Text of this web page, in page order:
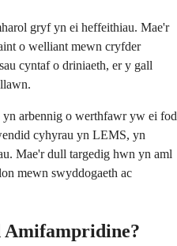
gryf yn ei heffeithiau. Mae'r
o welliant mewn cryfder
cyntaf o driniaeth, er y gall
arbennig o werthfawr yw ei fod
cyhyrau yn LEMS, yn
Mae'r dull targedig hwn yn aml
mewn swyddogaeth ac
Amifampridine?